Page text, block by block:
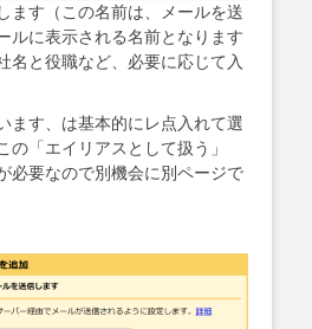
ます（この名前は、メールを送
ルに表示される名前となります
名と役職など、必要に応じて入
ます、は基本的にレ点入れて選
の「エイリアスとして扱う」
必要なので別機会に別ページで